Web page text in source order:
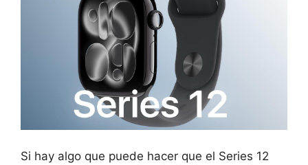
Si hay algo que puede hacer que el Series 12